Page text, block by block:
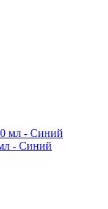
- Cиний